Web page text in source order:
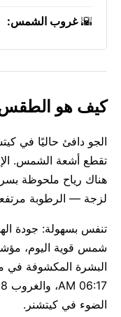
🌇غروب الشمس:
كيف هو الطقس
لزجة — الرطوبة مرتفعة
البشرة المكشوفة
الضوء في كيتشنر.